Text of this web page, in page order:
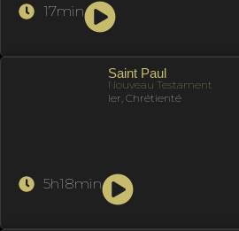
17min
Saint Paul
Nouveau Testament
Ier, Chrétienté
5h18min